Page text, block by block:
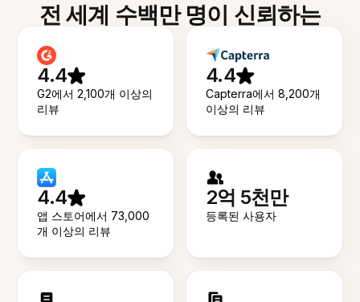
전 세계 수백만 명이 신뢰하는
4.4
G2에서 2,100개 이상의
리뷰
4.4
Capterra에서 8,200개
이상의 리뷰
4.4
앱 스토어에서 73,000
개 이상의 리뷰
2억 5천만
등록된 사용자